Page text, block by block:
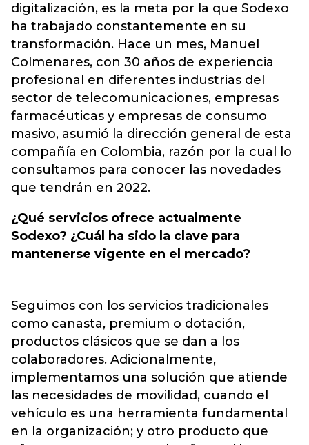
digitalización, es la meta por la que Sodexo
ha trabajado constantemente en su
transformación. Hace un mes, Manuel
Colmenares, con 30 años de experiencia
profesional en diferentes industrias del
sector de telecomunicaciones, empresas
farmacéuticas y empresas de consumo
masivo, asumió la dirección general de esta
compañía en Colombia, razón por la cual lo
consultamos para conocer las novedades
que tendrán en 2022.
¿Qué servicios ofrece actualmente
Sodexo? ¿Cuál ha sido la clave para
mantenerse vigente en el mercado?
Seguimos con los servicios tradicionales
como canasta, premium o dotación,
productos clásicos que se dan a los
colaboradores. Adicionalmente,
implementamos una solución que atiende
las necesidades de movilidad, cuando el
vehículo es una herramienta fundamental
en la organización; y otro producto que